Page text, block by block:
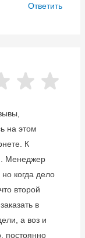
Ответить
на этом
К
Менеджер
когда дело
второй
в
а воз и
постоянно